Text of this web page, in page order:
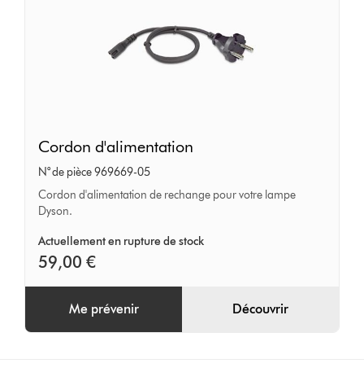
d'alimentation
Cordon d'alimentation
N° de pièce 969669-05
Cordon d'alimentation de rechange pour votre lampe
Dyson.
Actuellement en rupture de stock
59,00 €
Me prévenir Découvrir